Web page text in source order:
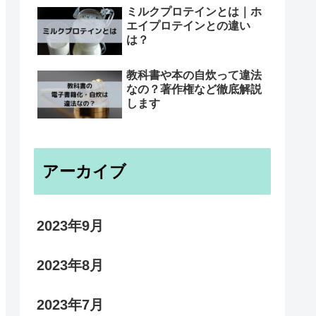
ミルクプロテインとは｜ホ
エイプロテインとの違い
は？
教科書や本の自炊って違法
なの？著作権など徹底解説
します
アーカイブ
2023年9月
2023年8月
2023年7月